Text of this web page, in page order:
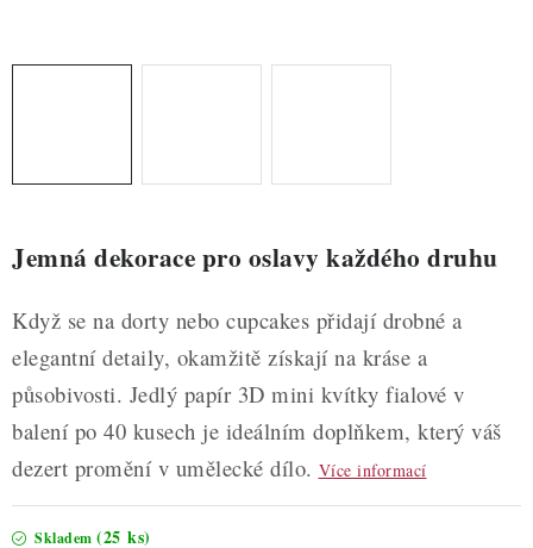
Hodnocení obchodu
Blog
Moje objednávka
Jemná dekorace pro oslavy každého druhu
Když se na dorty nebo cupcakes přidají drobné a
elegantní detaily, okamžitě získají na kráse a
působivosti. Jedlý papír 3D mini kvítky fialové v
balení po 40 kusech je ideálním doplňkem, který váš
dezert promění v umělecké dílo. Více informací
Skladem (25 ks)